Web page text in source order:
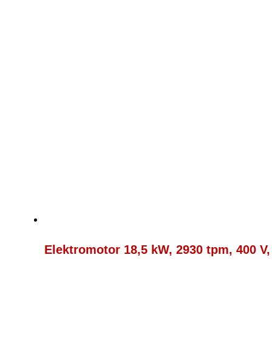
Elektromotor 18,5 kW, 2930 tpm, 400